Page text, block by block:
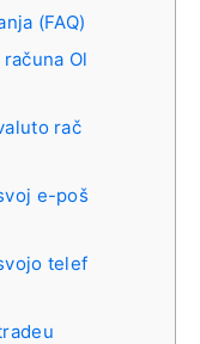
(FAQ)
Ol
rač
e-poš
telef